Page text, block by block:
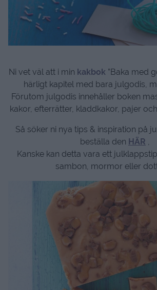
Ni vet väl att i min kakbok”Baka med
härligt kapitel med bara julgodis,
Förutom julgodis innehåller boken
kakor, efterrätter, kladdkakor, pajer
Så söker ni nya tips & inspiration på
beställa den HÄR ,
Kanske kan detta vara ett
sambon, mormor eller